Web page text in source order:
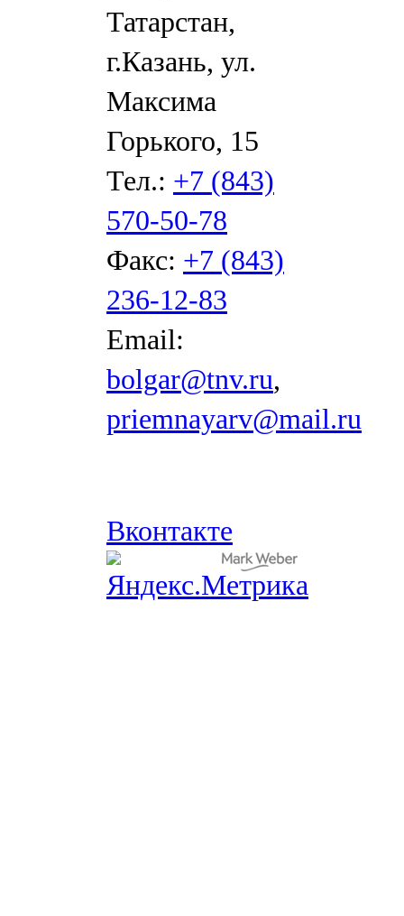
Татарстан,
г.Казань, ул.
Максима
Горького, 15
Тел.: +7 (843)
570-50-78
Факс: +7 (843)
236-12-83
Email:
bolgar@tnv.ru,
priemnayarv@mail.ru
Вконтакте